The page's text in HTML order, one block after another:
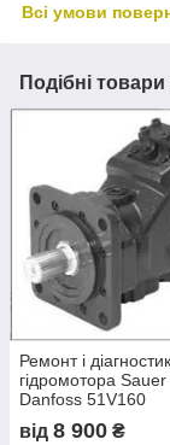
Всі умови
Подібні товари
Ремонт і
гідромотора Sauer
Danfoss 51V160
від 8 900 ₴